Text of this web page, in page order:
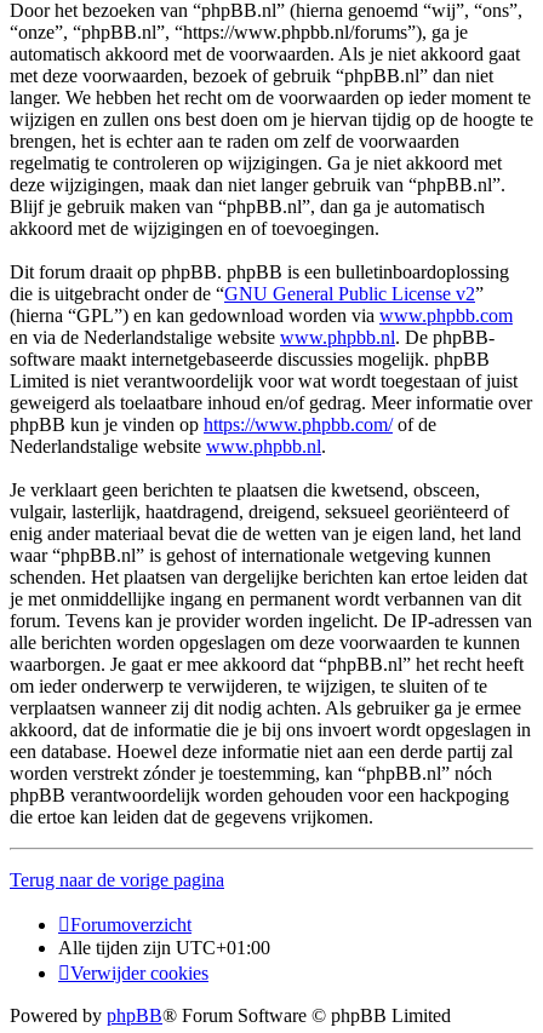
Door het bezoeken van “phpBB.nl” (hierna genoemd “wij”, “ons”,
“onze”, “phpBB.nl”, “https://www.phpbb.nl/forums”), ga je
automatisch akkoord met de voorwaarden. Als je niet akkoord gaat
met deze voorwaarden, bezoek of gebruik “phpBB.nl” dan niet
langer. We hebben het recht om de voorwaarden op ieder moment te
wijzigen en zullen ons best doen om je hiervan tijdig op de hoogte te
brengen, het is echter aan te raden om zelf de voorwaarden
regelmatig te controleren op wijzigingen. Ga je niet akkoord met
deze wijzigingen, maak dan niet langer gebruik van “phpBB.nl”.
Blijf je gebruik maken van “phpBB.nl”, dan ga je automatisch
akkoord met de wijzigingen en of toevoegingen.
Dit forum draait op phpBB. phpBB is een bulletinboardoplossing
die is uitgebracht onder de “GNU General Public License v2”
(hierna “GPL”) en kan gedownload worden via www.phpbb.com
en via de Nederlandstalige website www.phpbb.nl. De phpBB-
software maakt internetgebaseerde discussies mogelijk. phpBB
Limited is niet verantwoordelijk voor wat wordt toegestaan of juist
geweigerd als toelaatbare inhoud en/of gedrag. Meer informatie over
phpBB kun je vinden op https://www.phpbb.com/of de
Nederlandstalige website www.phpbb.nl.
Je verklaart geen berichten te plaatsen die kwetsend, obsceen,
vulgair, lasterlijk, haatdragend, dreigend, seksueel georiënteerd of
enig ander materiaal bevat die de wetten van je eigen land, het land
waar “phpBB.nl” is gehost of internationale wetgeving kunnen
schenden. Het plaatsen van dergelijke berichten kan ertoe leiden dat
je met onmiddellijke ingang en permanent wordt verbannen van dit
forum. Tevens kan je provider worden ingelicht. De IP-adressen van
alle berichten worden opgeslagen om deze voorwaarden te kunnen
waarborgen. Je gaat er mee akkoord dat “phpBB.nl” het recht heeft
om ieder onderwerp te verwijderen, te wijzigen, te sluiten of te
verplaatsen wanneer zij dit nodig achten. Als gebruiker ga je ermee
akkoord, dat de informatie die je bij ons invoert wordt opgeslagen in
een database. Hoewel deze informatie niet aan een derde partij zal
worden verstrekt zónder je toestemming, kan “phpBB.nl” nóch
phpBB verantwoordelijk worden gehouden voor een hackpoging
die ertoe kan leiden dat de gegevens vrijkomen.
Terug naar de vorige pagina
Forumoverzicht
Alle tijden zijn UTC+01:00
Verwijder cookies
Powered by phpBB® Forum Software © phpBB Limited